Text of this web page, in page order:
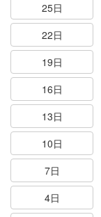
25日
22日
19日
16日
13日
10日
7日
4日